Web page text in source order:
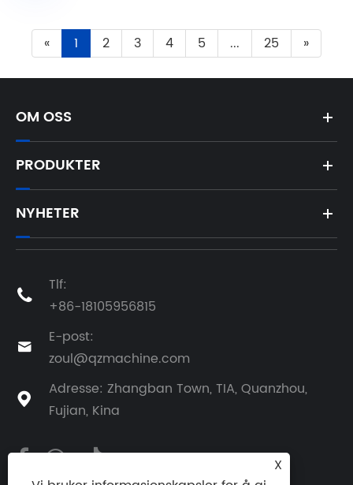
« 1 2 3 4 5 ... 25 »
OM OSS
PRODUKTER
NYHETER

Tlf:
+86-18105956815

E-post:
zoul@qzmachine.com

Adresse: Zhangban Town, TIA, Quanzhou,
Fujian, Kina
X